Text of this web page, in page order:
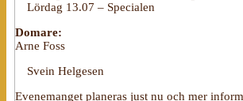
Lördag 13.07 – Specialen
Domare:
Arne Foss
Svein Helgesen
Evenemanget planeras just nu och mer